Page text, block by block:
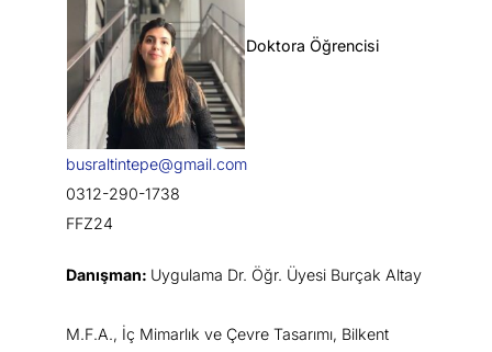
Doktora Öğrencisi
busraltintepe@gmail.com
0312-290-1738
FFZ24
Danışman: Uygulama Dr. Öğr. Üyesi Burçak Altay
M.F.A., İç Mimarlık ve Çevre Tasarımı, Bilkent